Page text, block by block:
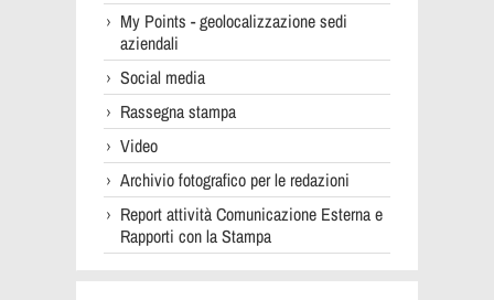
My Points - geolocalizzazione sedi
aziendali
Social media
Rassegna stampa
Video
Archivio fotografico per le redazioni
Report attività Comunicazione Esterna e
Rapporti con la Stampa